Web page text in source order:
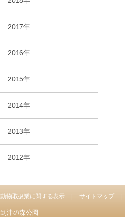
2017年
2016年
2015年
2014年
2013年
2012年
動物取扱業に関する表示 サイトマップ
到津の森公園